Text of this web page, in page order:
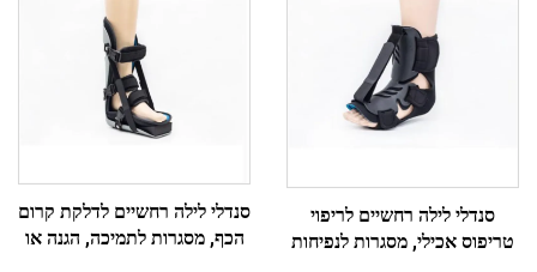
סנדלי לילה רחשיים לריפוי
טריפוס אכילי, מסגרות לנפיחות
סנדלי לילה רחשיים לדלקת קרום
הכף, מסגרות לתמיכה, הגנה או